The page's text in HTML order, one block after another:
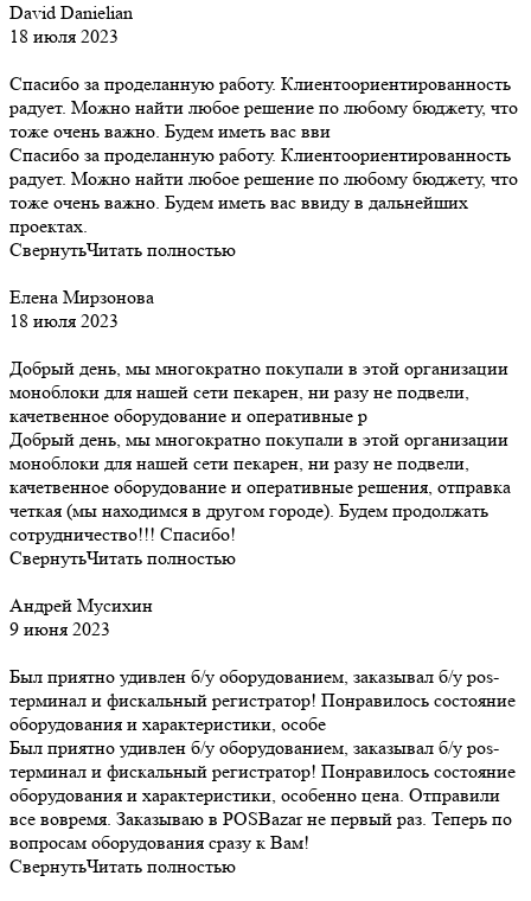
David Danielian
18 июля 2023
Спасибо за проделанную работу. Клиентоориентированность
радует. Можно найти любое решение по любому бюджету, что
тоже очень важно. Будем иметь вас вви
Спасибо за проделанную работу. Клиентоориентированность
радует. Можно найти любое решение по любому бюджету, что
тоже очень важно. Будем иметь вас ввиду в дальнейших
проектах.
СвернутьЧитать полностью
Елена Мирзонова
18 июля 2023
Добрый день, мы многократно покупали в этой организации
моноблоки для нашей сети пекарен, ни разу не подвели,
качетвенное оборудование и оперативные р
Добрый день, мы многократно покупали в этой организации
моноблоки для нашей сети пекарен, ни разу не подвели,
качетвенное оборудование и оперативные решения, отправка
четкая (мы находимся в другом городе). Будем продолжать
сотрудничество!!! Спасибо!
СвернутьЧитать полностью
Андрей Мусихин
9 июня 2023
Был приятно удивлен б/у оборудованием, заказывал б/у pos-
терминал и фискальный регистратор! Понравилось состояние
оборудования и характеристики, особе
Был приятно удивлен б/у оборудованием, заказывал б/у pos-
терминал и фискальный регистратор! Понравилось состояние
оборудования и характеристики, особенно цена. Отправили
все вовремя. Заказываю в POSBazar не первый раз. Теперь по
вопросам оборудования сразу к Вам!
СвернутьЧитать полностью